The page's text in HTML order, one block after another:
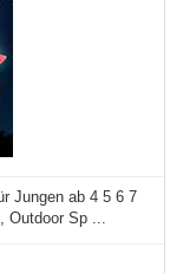
Jungen ab 4 5 6 7
Sp ...